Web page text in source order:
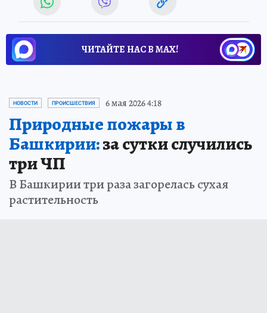
ЧИТАЙТЕ НАС В МАХ!
НОВОСТИ ПРОИСШЕСТВИЯ 6 мая 2026 4:18
Природные пожары в
Башкирии:за сутки случились
три ЧП
В Башкирии три раза загорелась сухая
растительность